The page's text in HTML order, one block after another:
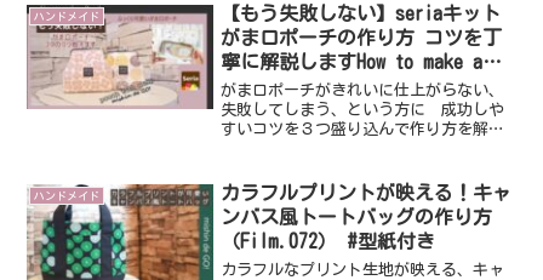
稽古バッグとしても活躍間違いなし！外
側はパッチポケットで...
ハンドメイド
【もう失敗しない】seriaキット
がま口ポーチの作り方 コツを丁
寧に解説しますHow to make a
poach with a clasp .（Film
007）
がま口ポーチがきれいに仕上がらない、
失敗してしまう、という方に 成功しや
すいコツを３つ盛り込んで作り方を解説
が、少しでも参考になれば幸いです。ゆ
っくり丁寧に解説していま...
ハンドメイド
カラフルプリントが映える！キャ
ンバス風トートバッグの作り方
（Film.072） #型紙付き
カラフルなプリント生地が映える、キャ